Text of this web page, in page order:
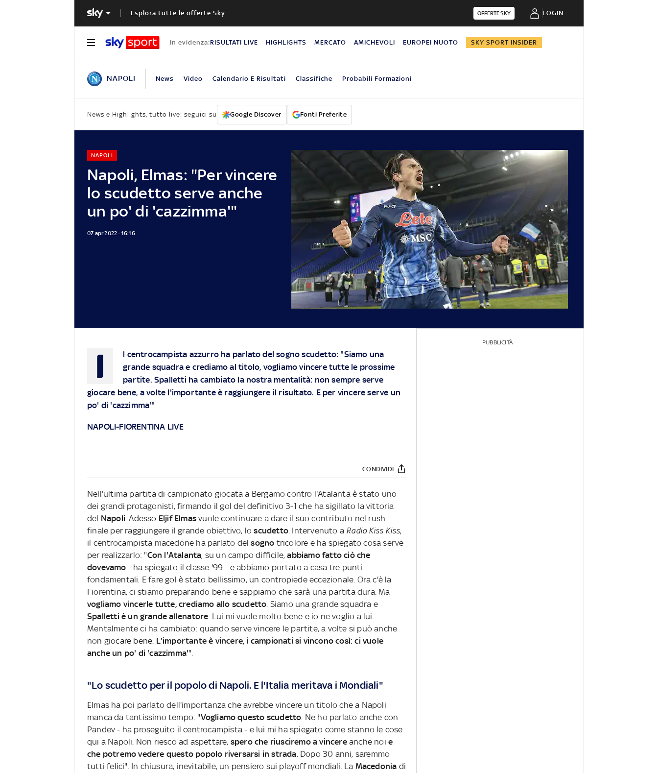
Esplora tutte le offerte Sky OFFERTE SKY LOGIN
In evidenza:RISULTATI LIVE HIGHLIGHTS MERCATO AMICHEVOLI EUROPEI NUOTO SKY SPORT INSIDER
NAPOLI News Video Calendario E Risultati Classifiche Probabili Formazioni
News e Highlights, tutto live: seguici su Google Discover Fonti Preferite
Napoli, Elmas: "Per vincere
lo scudetto serve anche
un po' di 'cazzimma'"
NAPOLI
07 apr 2022 - 16:16
I
l centrocampista azzurro ha parlato del sogno scudetto: "Siamo una
grande squadra e crediamo al titolo, vogliamo vincere tutte le prossime
partite. Spalletti ha cambiato la nostra mentalità: non sempre serve
giocare bene, a volte l'importante è raggiungere il risultato. E per vincere serve un
po' di 'cazzimma'"
NAPOLI-FIORENTINA LIVE
CONDIVIDI
Nell'ultima partita di campionato giocata a Bergamo contro l'Atalanta è stato uno
dei grandi protagonisti, firmando il gol del definitivo 3-1 che ha sigillato la vittoria
del Napoli. Adesso Eljif Elmas vuole continuare a dare il suo contributo nel rush
finale per raggiungere il grande obiettivo, loscudetto. Intervenuto a Radio Kiss Kiss,
il centrocampista macedone ha parlato delsogno tricolore e ha spiegato cosa serve
per realizzarlo: "Con l'Atalanta, su un campo difficile,abbiamo fatto ciò che
dovevamo - ha spiegato il classe '99 - e abbiamo portato a casa tre punti
fondamentali. E fare gol è stato bellissimo, un contropiede eccezionale. Ora c'è la
Fiorentina, ci stiamo preparando bene e sappiamo che sarà una partita dura. Ma
vogliamo vincerle tutte, crediamo allo scudetto. Siamo una grande squadra e
Spalletti è un grande allenatore. Lui mi vuole molto bene e io ne voglio a lui.
Mentalmente ci ha cambiato: quando serve vincere le partite, a volte si può anche
non giocare bene. L'importante è vincere, i campionati si vincono così: ci vuole
anche un po' di 'cazzimma'".
"Lo scudetto per il popolo di Napoli. E l'Italia meritava i Mondiali"
Elmas ha poi parlato dell'importanza che avrebbe vincere un titolo che a Napoli
manca da tantissimo tempo: "Vogliamo questo scudetto. Ne ho parlato anche con
Pandev - ha proseguito il centrocampista - e lui mi ha spiegato come stanno le cose
qui a Napoli. Non riesco ad aspettare, spero che riusciremo a vincereanche noie
che potremo vedere questo popolo riversarsi in strada. Dopo 30 anni, saremmo
tutti felici". In chiusura, inevitabile, un pensiero sui playoff mondiali. La Macedonia di
PUBBLICITÀ